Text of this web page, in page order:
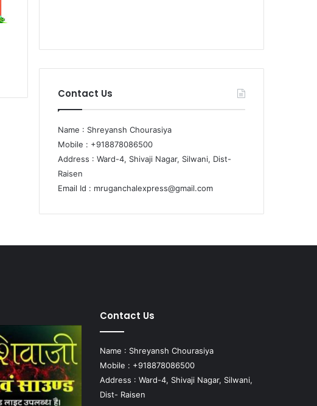
Contact Us
Name : Shreyansh Chourasiya
Mobile : +918878086500
Address : Ward-4, Shivaji Nagar, Silwani, Dist-
Raisen
Email Id : mruganchalexpress@gmail.com
Contact Us
Name : Shreyansh Chourasiya
Mobile : +918878086500
Address : Ward-4, Shivaji Nagar, Silwani,
Dist- Raisen